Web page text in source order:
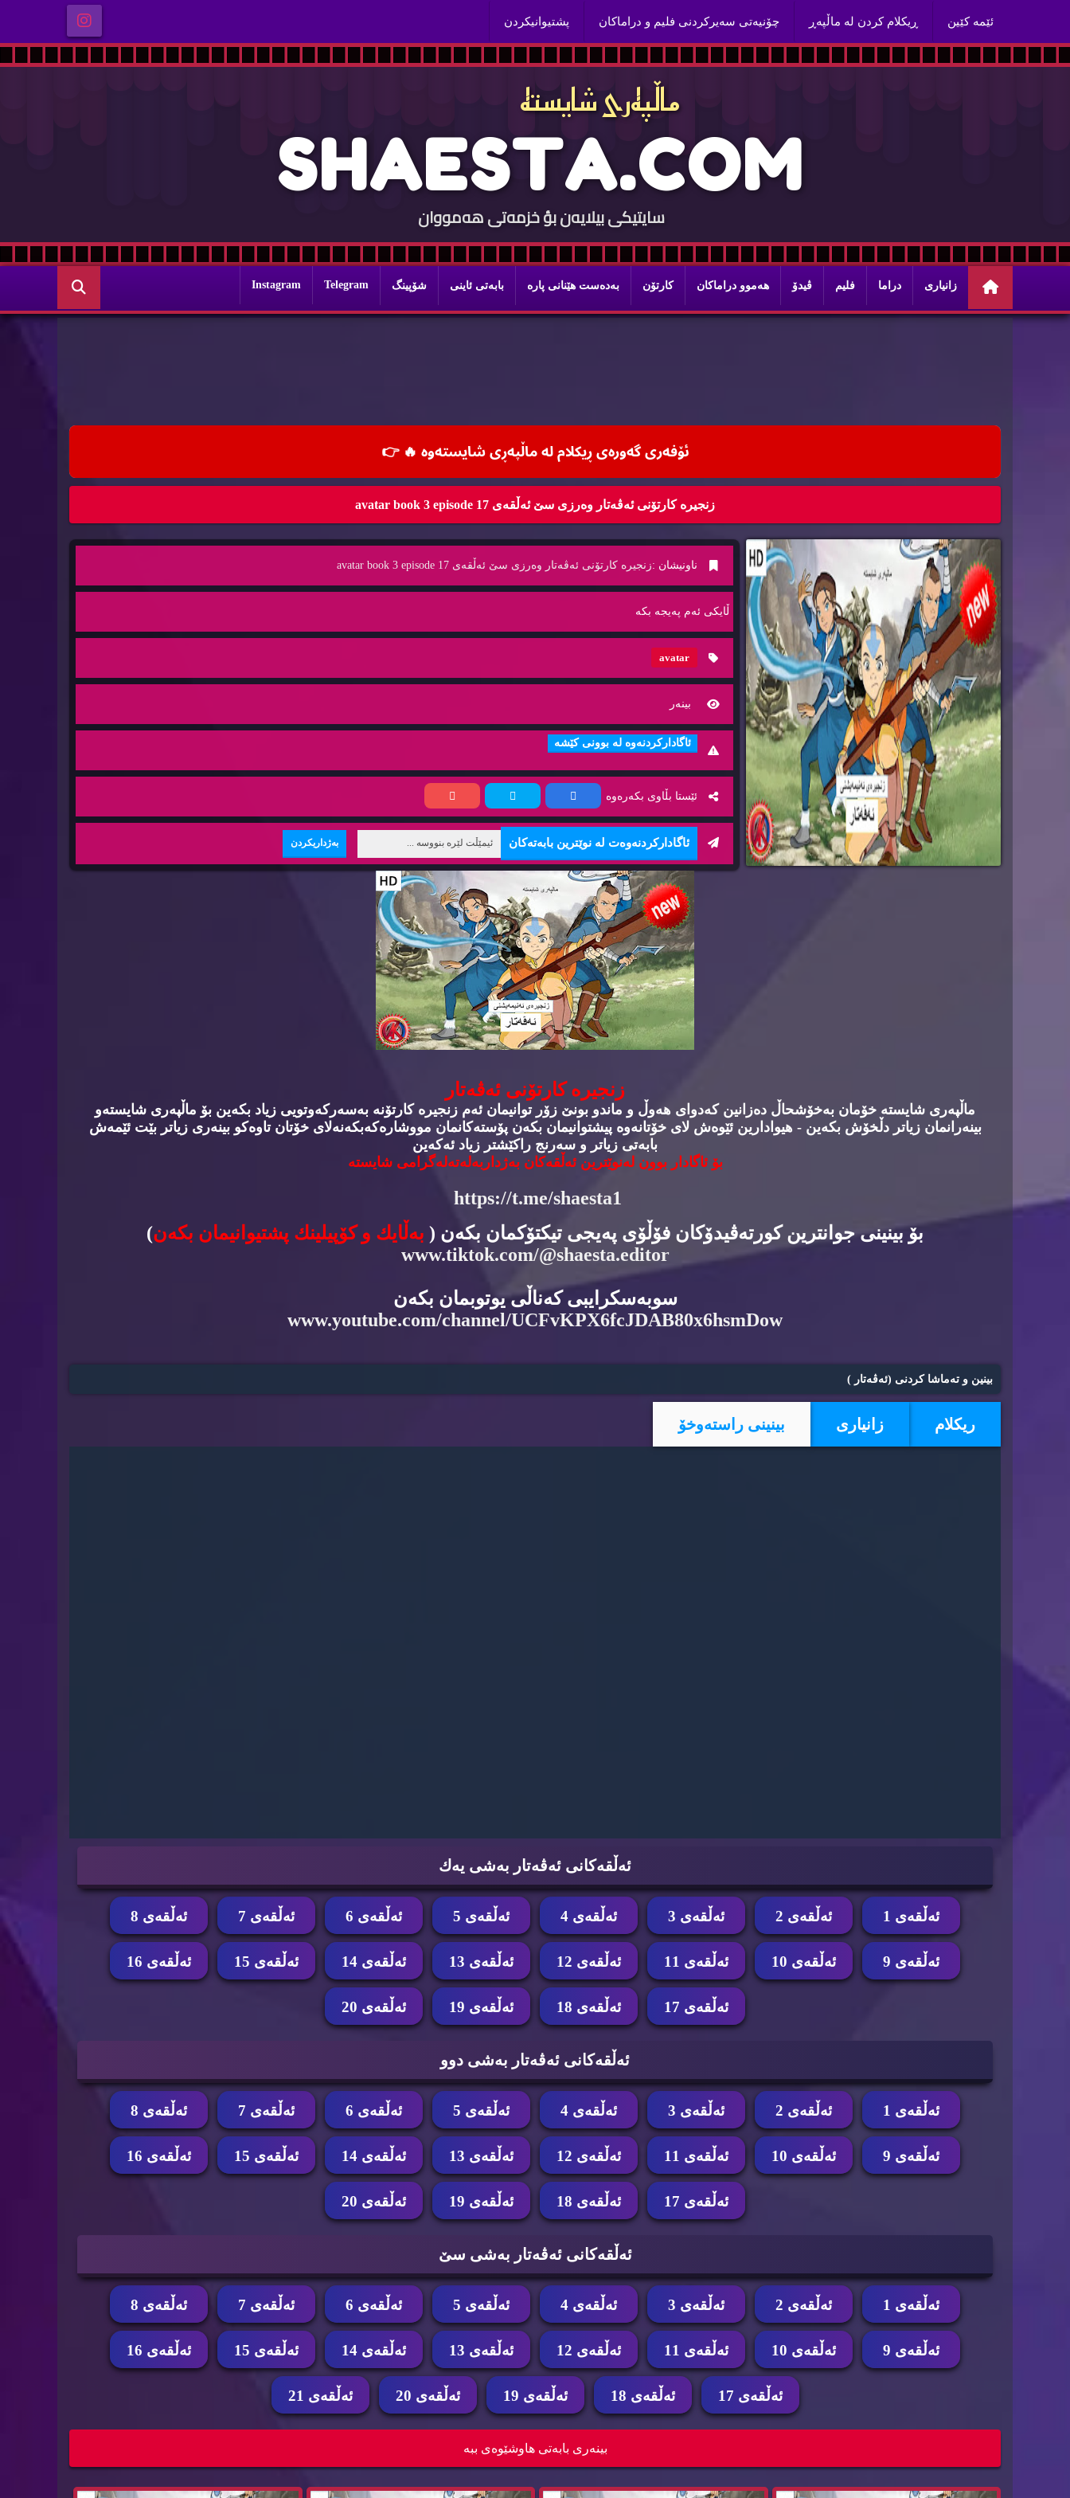
ئێمه‌ كێین ڕیكلام كردن له‌ ماڵپه‌ڕ چۆنیه‌تی سه‌یركردنی فلیم و دراماكان پشتیوانیكردن
ماڵپه‌ری شایسته‌
SHAESTA.COM
سایتيكی بيلایه‌ن بؤ خزمه‌تی هه‌مووان
زانیاری دراما فلیم ڤیدۆ هه‌موو دراماكان كارتۆن به‌ده‌ست هێنانی پاره‌ بابه‌تی ئاینی شۆپینگ Telegram
Instagram
ئۆفه‌ری گه‌وره‌ی ڕیكلام له‌ ماڵپه‌ڕی شایسته‌وه‌ 🔥👉
زنجیره‌ كارتۆنی ئه‌ڤه‌تار وه‌رزی سێ ئه‌ڵقه‌ی 17 avatar book 3 episode
ناونیشان :زنجیره‌ كارتۆنی ئه‌ڤه‌تار وه‌رزی سێ ئه‌ڵقه‌ی 17 avatar book 3 episode
ڵایكی ئه‌م په‌یجه‌ بكه‌
avatar
بینه‌ر
ئاگاداركردنه‌وه‌ له‌ بوونی كێشه‌
ئێستا بڵاوی بكه‌ره‌وه‌
ئاگاداركردنه‌وه‌ت له‌ نوێترین بابه‌ته‌كان
زنجیره‌ كارتۆنی ئه‌ڤه‌تار
ماڵپه‌ری شایسته‌ خۆمان به‌خۆشحاڵ ده‌زانین كه‌دوای هه‌وڵ و ماندو بونێ زۆر توانیمان ئه‌م زنجیره‌ كارتۆنه‌‌ به‌سه‌ركه‌وتویی زیاد بكه‌ین بۆ ماڵپه‌ری شایسته‌و
بینه‌رانمان زیاتر دڵخۆش بكه‌ین - هیوادارین ئێوه‌ش لای خۆتانه‌وه‌ پیشتوانیمان بكه‌ن پۆسته‌كانمان مووشاره‌كه‌بكه‌نه‌لای خۆتان تاوه‌كو بینه‌ری زیاتر بێت ئێمه‌ش
بابه‌تی زیاتر و سه‌رنج راكێشتر زیاد ئه‌كه‌ین
بۆ ئاگادار بوون له‌نوێترین ئه‌ڵقه‌كان به‌ژداربه‌له‌ته‌له‌گرامی شایسته‌
https://t.me/shaesta1
بۆ بینینی جوانترین كورته‌ڤیدۆكان فۆڵۆی په‌یجی تیكتۆكمان بكه‌ن ( به‌ڵایك و كۆپیلینك پشتیوانیمان بكه‌ن)
www.tiktok.com/@shaesta.editor
سوبه‌سكرایبی كه‌ناڵی یوتوبمان بكه‌ن
www.youtube.com/channel/UCFvKPX6fcJDAB80x6hsmDow
بینین و ته‌ماشا كردنی (ئه‌ڤه‌تار )
ریكلام زانیاری بینینی راسته‌وخۆ
ئه‌ڵقه‌كانی ئه‌ڤه‌تار به‌شی یه‌ك
ئه‌ڵقه‌ی 1 ئه‌ڵقه‌ی 2 ئه‌ڵقه‌ی 3 ئه‌ڵقه‌ی 4 ئه‌ڵقه‌ی 5 ئه‌ڵقه‌ی 6 ئه‌ڵقه‌ی 7 ئه‌ڵقه‌ی 8
ئه‌ڵقه‌ی 9 ئه‌ڵقه‌ی 10 ئه‌ڵقه‌ی 11 ئه‌ڵقه‌ی 12 ئه‌ڵقه‌ی 13 ئه‌ڵقه‌ی 14 ئه‌ڵقه‌ی 15 ئه‌ڵقه‌ی 16
ئه‌ڵقه‌ی 17 ئه‌ڵقه‌ی 18 ئه‌ڵقه‌ی 19 ئه‌ڵقه‌ی 20
ئه‌ڵقه‌كانی ئه‌ڤه‌تار به‌شی دوو
ئه‌ڵقه‌ی 1 ئه‌ڵقه‌ی 2 ئه‌ڵقه‌ی 3 ئه‌ڵقه‌ی 4 ئه‌ڵقه‌ی 5 ئه‌ڵقه‌ی 6 ئه‌ڵقه‌ی 7 ئه‌ڵقه‌ی 8
ئه‌ڵقه‌ی 9 ئه‌ڵقه‌ی 10 ئه‌ڵقه‌ی 11 ئه‌ڵقه‌ی 12 ئه‌ڵقه‌ی 13 ئه‌ڵقه‌ی 14 ئه‌ڵقه‌ی 15 ئه‌ڵقه‌ی 16
ئه‌ڵقه‌ی 17 ئه‌ڵقه‌ی 18 ئه‌ڵقه‌ی 19 ئه‌ڵقه‌ی 20
ئه‌ڵقه‌كانی ئه‌ڤه‌تار به‌شی سێ
ئه‌ڵقه‌ی 1 ئه‌ڵقه‌ی 2 ئه‌ڵقه‌ی 3 ئه‌ڵقه‌ی 4 ئه‌ڵقه‌ی 5 ئه‌ڵقه‌ی 6 ئه‌ڵقه‌ی 7 ئه‌ڵقه‌ی 8
ئه‌ڵقه‌ی 9 ئه‌ڵقه‌ی 10 ئه‌ڵقه‌ی 11 ئه‌ڵقه‌ی 12 ئه‌ڵقه‌ی 13 ئه‌ڵقه‌ی 14 ئه‌ڵقه‌ی 15 ئه‌ڵقه‌ی 16
ئه‌ڵقه‌ی 17 ئه‌ڵقه‌ی 18 ئه‌ڵقه‌ی 19 ئه‌ڵقه‌ی 20 ئه‌ڵقه‌ی 21
بینه‌ری بابه‌تی هاوشێوه‌ی ببه‌
زنجیره‌ كارتۆنی ئه‌ڤه‌تار وه‌رزی سێ ئه‌ڵقه‌ی 19... زنجیره‌ كارتۆنی ئه‌ڤه‌تار وه‌رزی سێ ئه‌ڵقه‌ی 18... زنجیره‌ كارتۆنی ئه‌ڤه‌تار وه‌رزی سێ ئه‌ڵقه‌ی 16... زنجیره‌ كارتۆنی ئه‌ڤه‌تار وه‌رزی سێ ئه‌ڵقه‌ی 15...